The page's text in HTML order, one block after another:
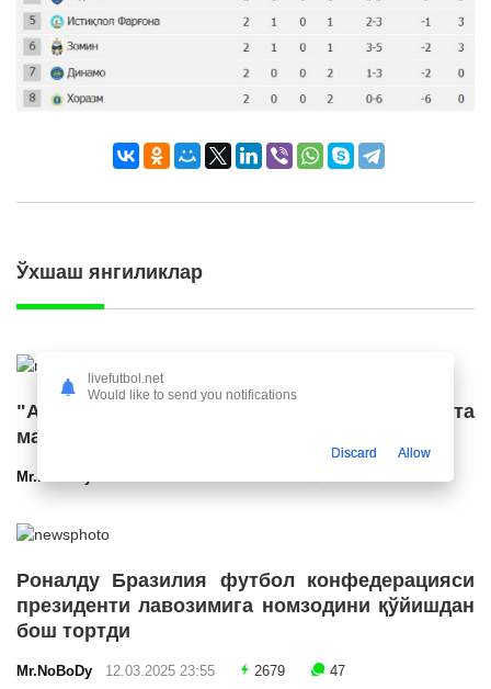
Ўхшаш янгиликлар
"Ал Ҳилол" "Ливерпуль" етакчисига катта
маош таклиф қилди
Mr.NoBoDy
Роналду Бразилия футбол конфедерацияси
президенти лавозимига номзодини қўйишдан
бош тортди
Mr.NoBoDy 12.03.2025 23:55 2679 47
livefutbol.net
Would like to send you notifications
Discard Allow